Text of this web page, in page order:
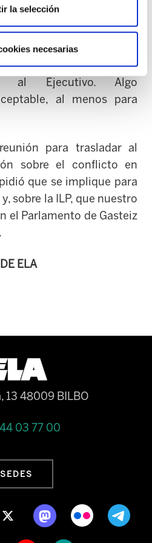
la selección
necesarias
en materia
el propio Gobierno de
que la mayoría sindical
papel que CCOO y UGT,
al Ejecutivo. Algo
al menos para
para trasladar al
sobre el conflicto en
que se implique para
sobre la ILP, que nuestro
el Parlamento de Gasteiz
ELA
13 48009 BILBO
03 77 00
SEDES